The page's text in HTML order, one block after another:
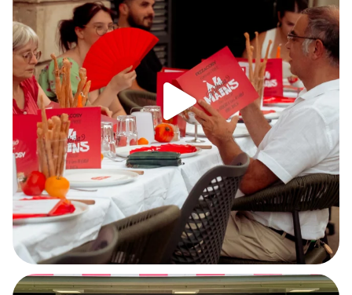
Du Sheryfaluna et une demande en mariage sur la...